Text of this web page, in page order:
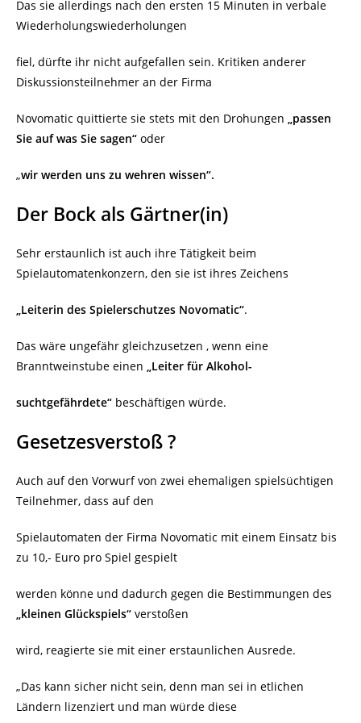
Das sie allerdings nach den ersten 15 Minuten in verbale
Wiederholungswiederholungen
fiel, dürfte ihr nicht aufgefallen sein. Kritiken anderer
Diskussionsteilnehmer an der Firma
Novomatic quittierte sie stets mit den Drohungen „passen
Sie auf was Sie sagen“ oder
„wir werden uns zu wehren wissen“.
Der Bock als Gärtner(in)
Sehr erstaunlich ist auch ihre Tätigkeit beim
Spielautomatenkonzern, den sie ist ihres Zeichens
„Leiterin des Spielerschutzes Novomatic“.
Das wäre ungefähr gleichzusetzen , wenn eine
Branntweinstube einen „Leiter für Alkohol-
suchtgefährdete“ beschäftigen würde.
Gesetzesverstoß ?
Auch auf den Vorwurf von zwei ehemaligen spielsüchtigen
Teilnehmer, dass auf den
Spielautomaten der Firma Novomatic mit einem Einsatz bis
zu 10,- Euro pro Spiel gespielt
werden könne und dadurch gegen die Bestimmungen des
„kleinen Glückspiels“ verstoßen
wird, reagierte sie mit einer erstaunlichen Ausrede.
„Das kann sicher nicht sein, denn man sei in etlichen
Ländern lizenziert und man würde diese